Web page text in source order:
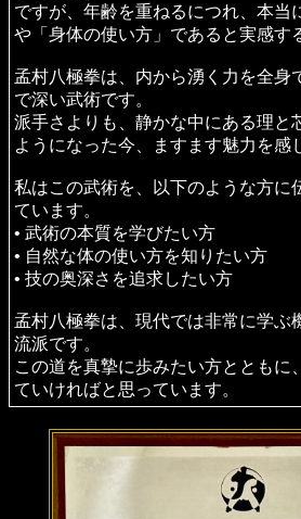
ですが、年齢を重ねるにつれ、本当
や「身体の使い方」であると実感す
孟村八極拳は、内から湧く力を全身
で深い武術です。
派手さよりも、静かな中にある理と
ようになった今、ますます魅力を感
私はこの武術を、以下のような方に
ています。
• 武術の本質を学びたい方
• 自然な体の使い方を知りたい方
• 技の奥深さを追求したい方
孟村八極拳は、現代では非常に学ぶ
流派です。
この道を真摯に歩みたい方とともに
ていければと思っています。